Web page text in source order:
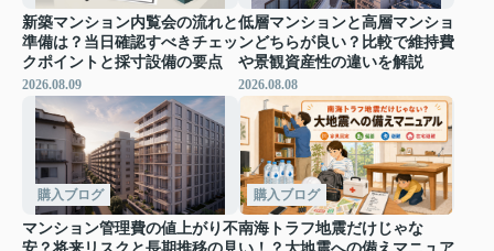
新築マンション内覧会の流れと
準備は？当日確認すべきチェッ
クポイントと採寸設備の要点
2026.08.09
低層マンションと高層マンショ
ンどちらが良い？比較で維持費
や景観資産性の違いを解説
2026.08.08
購入ブログ
マンション管理費の値上がり不
購入ブログ
南海トラフ地震だけじゃな